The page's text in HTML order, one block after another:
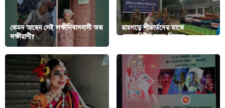
কেমন আছেন সেই লক্ষীনিবাসবাসী অন্ধ
লক্ষীরাণী?
রামগড়ে শীতার্তদের মাঝে
সেনাবাহিনীর কম্বল বিতরণ